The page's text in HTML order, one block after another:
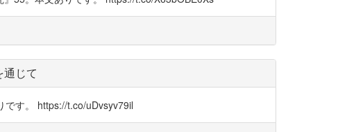
じて
です。 https://t.co/uDvsyv79il